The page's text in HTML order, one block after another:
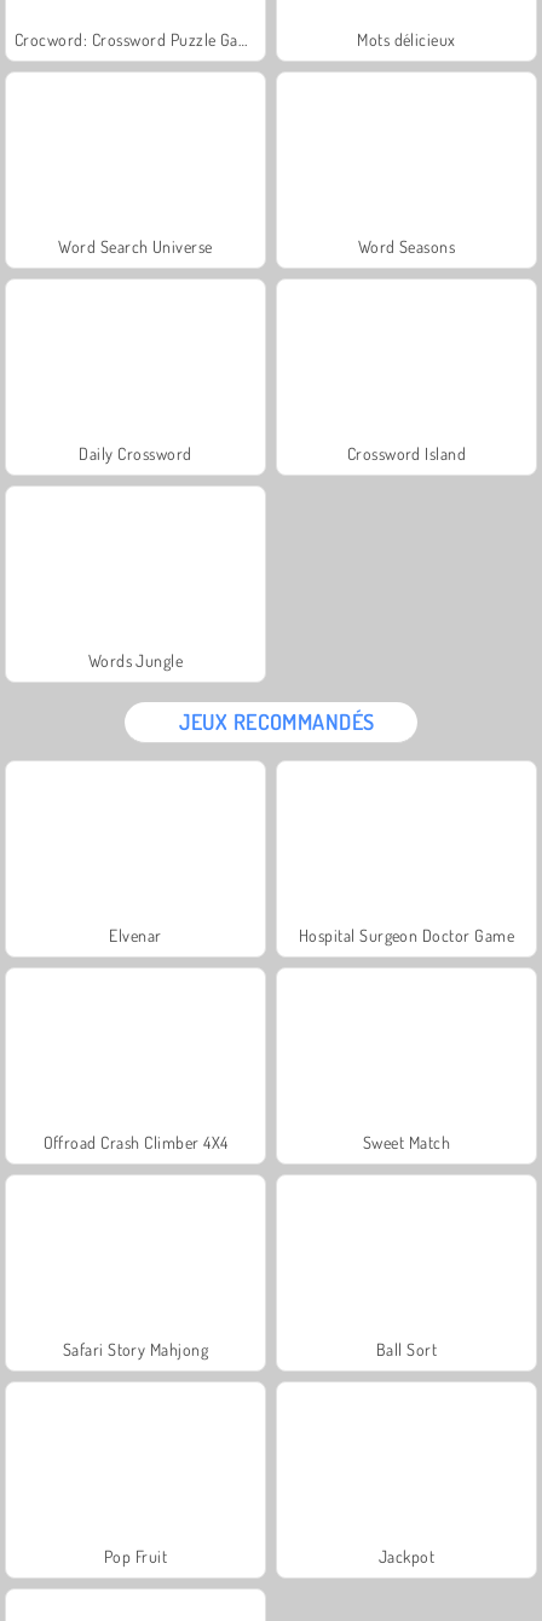
Mots délicieux
Word Search Universe Word Seasons
Daily Crossword Crossword Island
Words Jungle
JEUX RECOMMANDÉS
Elvenar Hospital Surgeon Doctor Game
Offroad Crash Climber 4X4 Sweet Match
Safari Story Mahjong Ball Sort
Pop Fruit Jackpot